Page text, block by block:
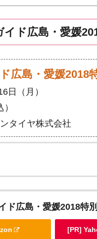
イド広島・愛媛
広島・愛媛2018
日（月）
タイヤ株式会社
ド広島・愛媛2018特
[PR]